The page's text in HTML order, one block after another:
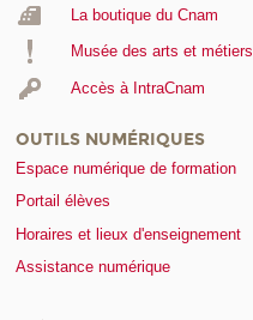
La boutique du Cnam
Musée des arts et métiers
Accès à IntraCnam
OUTILS NUMÉRIQUES
Espace numérique de formation
Portail élèves
Horaires et lieux d'enseignement
Assistance numérique